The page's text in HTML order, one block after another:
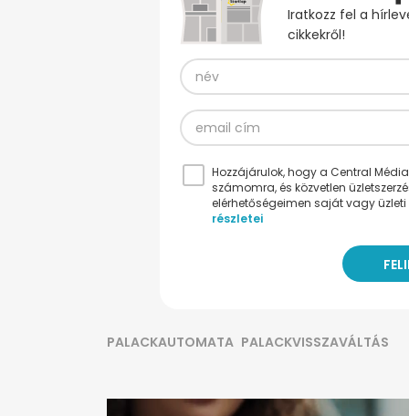
Iratkozz fel a
cikkekről!
Hozzájárulok, hogy a Central
számomra, és közvetlen
elérhetőségeimen saját vagy
részletei
PALACKAUTOMATA PALACKVISSZAVÁLTÁS